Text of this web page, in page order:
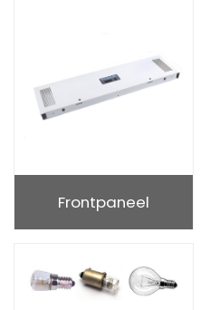
Frontpaneel